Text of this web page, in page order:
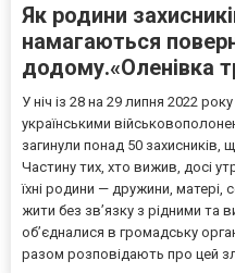
Як родини
намагаються
додому.«Оленівка
У ніч із 28 на 29 липня 2022
українськими
загинули понад 50 захисників,
Частину тих, хто вижив, досі
їхні родини — дружини, матері,
жити без зв’язку з рідними та
об’єдналися в громадську
разом розповідають про цей